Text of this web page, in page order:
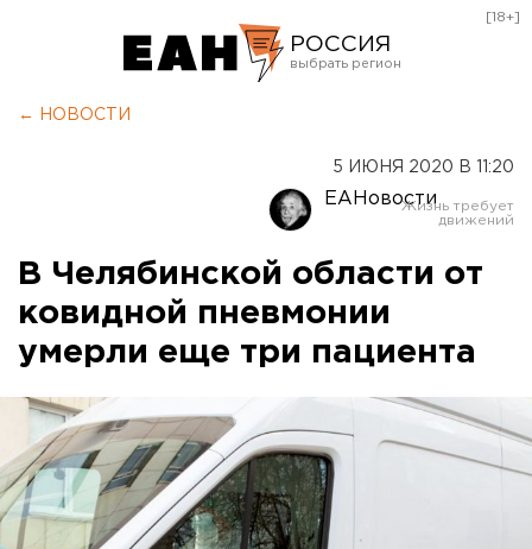
РОССИЯ
Оренбург
[18+]
← НОВОСТИ
5 ИЮНЯ 2020 В 11:20
ЕАНовости
В Челябинской области от
ковидной пневмонии
умерли еще три пациента